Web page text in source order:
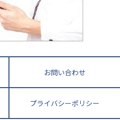
崎県 熊本県
沖縄県
底解説！ 大学受験の羅
お問い合わせ
プライバシーポリシー